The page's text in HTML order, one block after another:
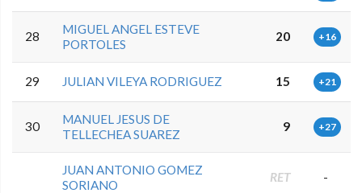
28
MIGUEL ANGEL ESTEVE
PORTOLES
20 +16
29 JULIAN VILEYA RODRIGUEZ 15 +21
30
MANUEL JESUS DE
TELLECHEA SUAREZ
9 +27
JUAN ANTONIO GOMEZ
SORIANO
RET -